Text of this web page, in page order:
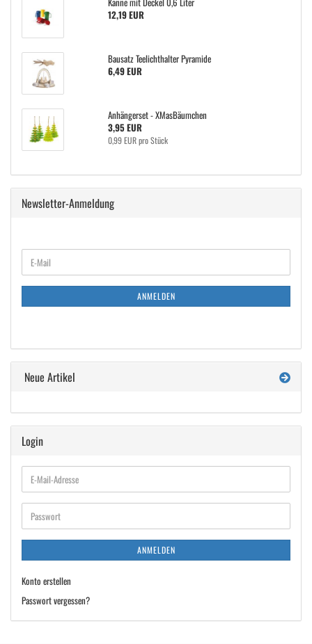
12,19 EUR
Bausatz Teelichthalter Pyramide
6,49 EUR
Anhängerset - XMasBäumchen
3,95 EUR
0,99 EUR pro Stück
Newsletter-Anmeldung
ZUR
NEWSLETTER-
E-
Mail
ANMELDEN
Neue Artikel
Login
E-
Mail-
Adresse
Passwort
ANMELDEN
Konto erstellen
Passwort vergessen?